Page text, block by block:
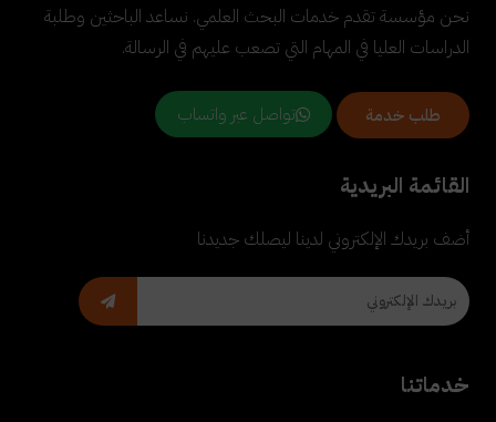
نحن مؤسسة تقدم خدمات البحث العلمي. نساعد الباحثين وطلبة
الدراسات العليا في المهام التي تصعب عليهم في الرسالة.
طلب خدمة تواصل عبر واتساب
القائمة البريدية
أضف بريدك الإلكتروني لدينا ليصلك جديدنا
خدماتنا